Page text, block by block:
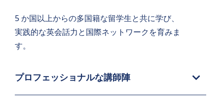
5 か国以上からの多国籍な留学生と共に学び、
実践的な英会話力と国際ネットワークを育みま
す。
プロフェッショナルな講師陣